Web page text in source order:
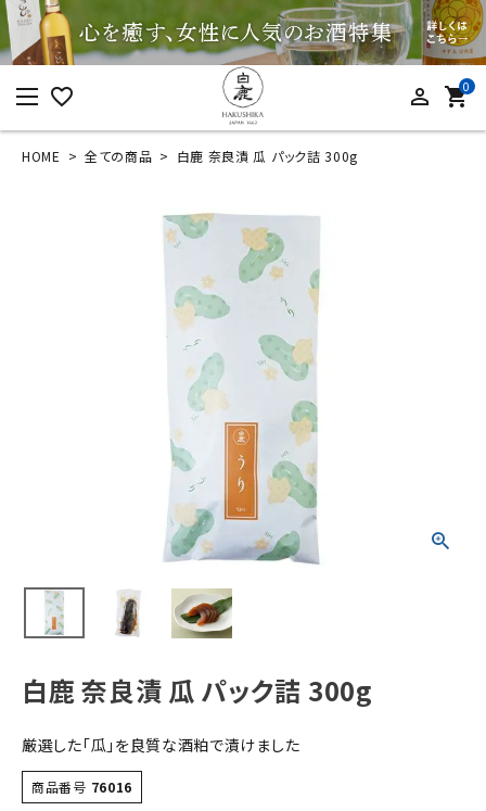
favorite_border person_outline 0
shopping_cart
ログイン 新規会員登録
食品
酒器
キーワードから探す
受賞酒
HOME 全ての商品 白鹿 奈良漬 瓜 パック詰 300g
白鹿 奈良漬 瓜 パック詰 300g
厳選した「瓜」を良質な酒粕で漬けました
商品番号 76016